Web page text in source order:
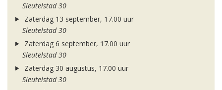
Sleutelstad 30
Zaterdag 13 september, 17.00 uur
Sleutelstad 30
Zaterdag 6 september, 17.00 uur
Sleutelstad 30
Zaterdag 30 augustus, 17.00 uur
Sleutelstad 30